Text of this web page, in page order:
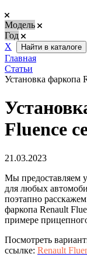
Модель
Год
Х
Найти в каталоге
Главная
Статьи
Установка фаркопа
Fluence
21.03.2023
Мы предоставляем
для любых
поэтапно
фаркопа Renault
примере
Посмотреть
ссылке: Renault